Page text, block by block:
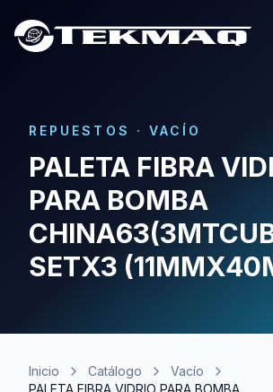
REPUESTOS · VACÍO
PALETA FIBRA
PARA BOMBA
SETX3
Inicio Catálogo
Vacío
PALETA FIBRA VIDRIO PARA BOMBA